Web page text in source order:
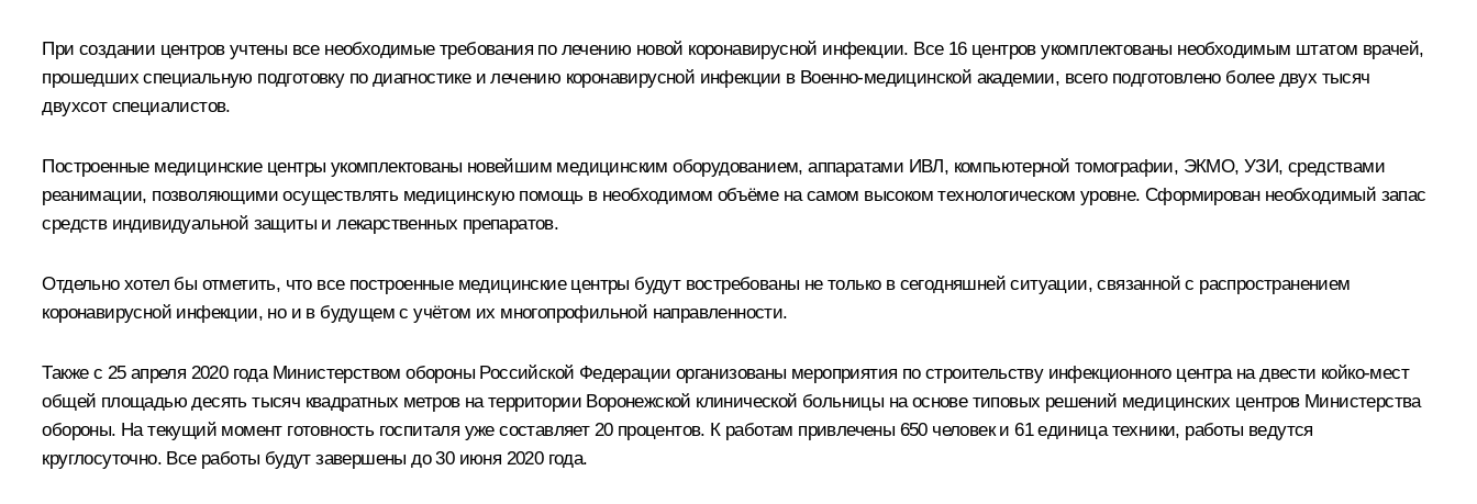
При создании центров учтены все необходимые требования по лечению новой коронавирусной инфекции. Все 16 центров укомплектованы необходимым штатом врачей,
прошедших специальную подготовку по диагностике и лечению коронавирусной инфекции в Военно-медицинской академии, всего подготовлено более двух тысяч
двухсот специалистов.
Построенные медицинские центры укомплектованы новейшим медицинским оборудованием, аппаратами ИВЛ, компьютерной томографии, ЭКМО, УЗИ, средствами
реанимации, позволяющими осуществлять медицинскую помощь в необходимом объёме на самом высоком технологическом уровне. Сформирован необходимый запас
средств индивидуальной защиты и лекарственных препаратов.
Отдельно хотел бы отметить, что все построенные медицинские центры будут востребованы не только в сегодняшней ситуации, связанной с распространением
коронавирусной инфекции, но и в будущем с учётом их многопрофильной направленности.
Также с 25 апреля 2020 года Министерством обороны Российской Федерации организованы мероприятия по строительству инфекционного центра на двести койко‑мест
общей площадью десять тысяч квадратных метров на территории Воронежской клинической больницы на основе типовых решений медицинских центров Министерства
обороны. На текущий момент готовность госпиталя уже составляет 20 процентов. К работам привлечены 650 человек и 61 единица техники, работы ведутся
круглосуточно. Все работы будут завершены до 30 июня 2020 года.